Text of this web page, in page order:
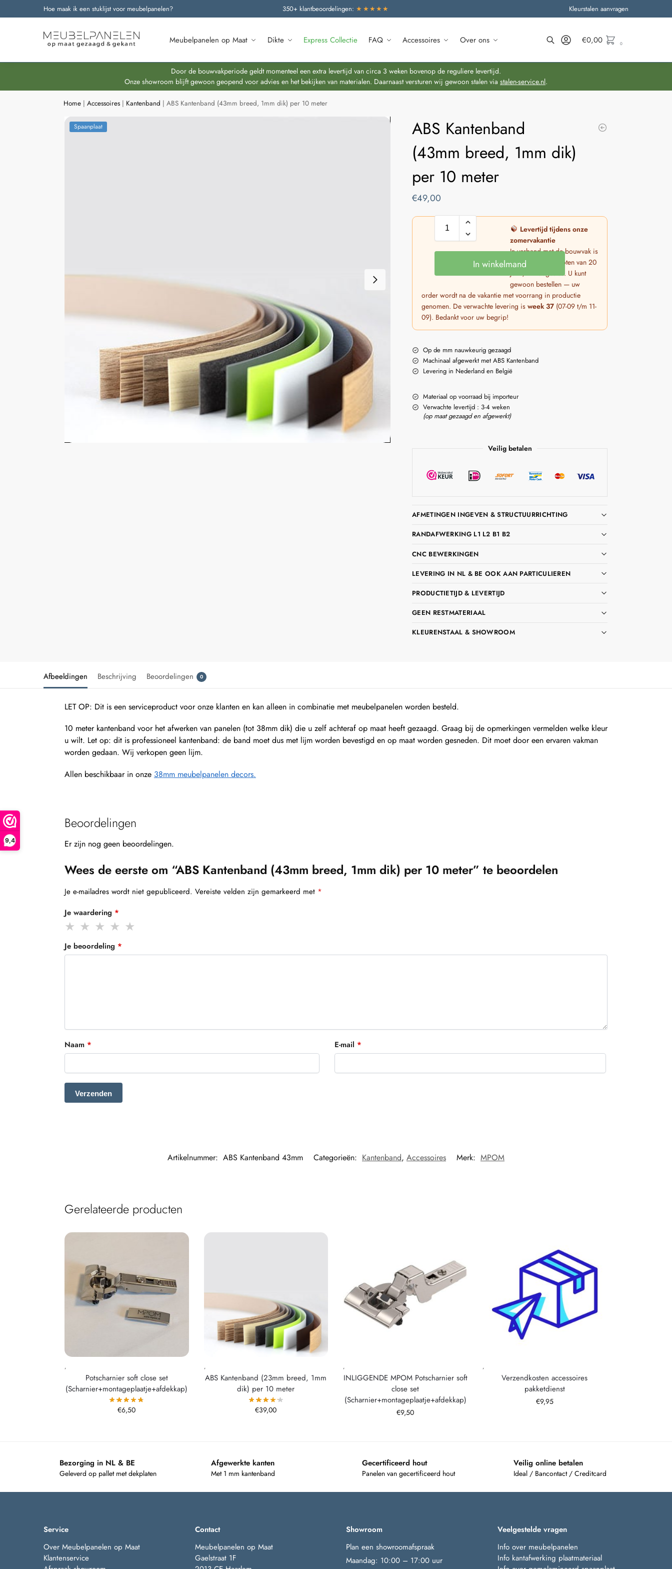
9,4
Hoe maak ik een stuklijst voor meubelpanelen? 350+ klantbeoordelingen: ★★★★★ Kleurstalen aanvragen
Meubelpanelen op Maat Dikte Express Collectie FAQ Accessoires Over ons
Onze nieuwste producten
€0,00 0
Door de bouwvakperiode geldt momenteel een extra levertijd van circa 3 weken bovenop de reguliere levertijd.
Onze showroom blijft gewoon geopend voor advies en het bekijken van materialen. Daarnaast versturen wij gewoon stalen via stalen-service.nl.
Home |Accessoires | Kantenband |ABS Kantenband (43mm breed, 1mm dik) per 10 meter
Spaanplaat
ABS Kantenband
(43mm breed, 1mm dik)
per 10 meter
€49,00
In winkelmand
Levertijd tijdens onze
zomervakantie
In verband met de bouwvak is
de productie gesloten van 20
juli t/m 7 augustus. U kunt
gewoon bestellen — uw
order wordt na de vakantie met voorrang in productie
genomen. De verwachte levering isweek 37 (07-09 t/m 11-
09). Bedankt voor uw begrip!
Op de mm nauwkeurig gezaagd
Machinaal afgewerkt met ABS Kantenband
Levering in Nederland en België
Materiaal op voorraad bij importeur
Verwachte levertijd : 3-4 weken
(op maat gezaagd en afgewerkt)
Veilig betalen
AFMETINGEN INGEVEN & STRUCTUURRICHTING
RANDAFWERKING L1 L2 B1 B2
CNC BEWERKINGEN
LEVERING IN NL & BE OOK AAN PARTICULIEREN
PRODUCTIETIJD & LEVERTIJD
GEEN RESTMATERIAAL
KLEURENSTAAL & SHOWROOM
Afbeeldingen Beschrijving Beoordelingen 0
LET OP: Dit is een serviceproduct voor onze klanten en kan alleen in combinatie met meubelpanelen worden besteld.
10 meter kantenband voor het afwerken van panelen (tot 38mm dik) die u zelf achteraf op maat heeft gezaagd. Graag bij de opmerkingen vermelden welke kleur
u wilt. Let op: dit is professioneel kantenband: de band moet dus met lijm worden bevestigd en op maat worden gesneden. Dit moet door een ervaren vakman
worden gedaan. Wij verkopen geen lijm.
Allen beschikbaar in onze 38mm meubelpanelen decors.
Beoordelingen
Er zijn nog geen beoordelingen.
Wees de eerste om “ABS Kantenband (43mm breed, 1mm dik) per 10 meter” te beoordelen
Je e-mailadres wordt niet gepubliceerd. Vereiste velden zijn gemarkeerd met *
Je waardering *
Je beoordeling *
Naam * E-mail *
Artikelnummer: ABS Kantenband 43mm Categorieën: Kantenband, Accessoires Merk: MPOM
Gerelateerde producten
,
Potscharnier soft close set
(Scharnier+montageplaatje+afdekkap)
€6,50
,
ABS Kantenband (23mm breed, 1mm
dik) per 10 meter
€39,00
,
INLIGGENDE MPOM Potscharnier soft
close set
(Scharnier+montageplaatje+afdekkap)
€9,50
,
Verzendkosten accessoires
pakketdienst
€9,95
Bezorging in NL & BE
Geleverd op pallet met dekplaten
Afgewerkte kanten
Met 1 mm kantenband
Gecertificeerd hout
Panelen van gecertificeerd hout
Veilig online betalen
Ideal / Bancontact / Creditcard
Service
Over Meubelpanelen op Maat
Klantenservice
Contact
Meubelpanelen op Maat
Gaelstraat 1F
Showroom
Plan een showroomafspraak
Maandag: 10:00 – 17:00 uur
Veelgestelde vragen
Info over meubelpanelen
Info kantafwerking plaatmateriaal